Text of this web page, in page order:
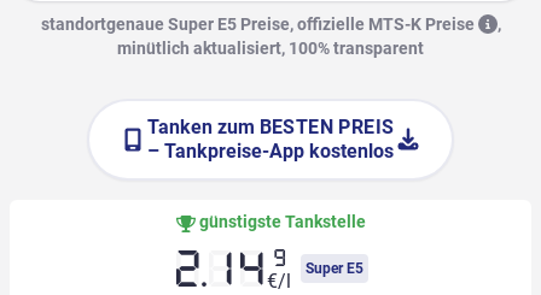
standortgenaue Super E5 Preise, offizielle MTS-K Preise
,
minütlich aktualisiert, 100% transparent
Tanken zum BESTEN PREIS
– Tankpreise-App kostenlos
günstigste Tankstelle
2.14 9
€/l
Super E5